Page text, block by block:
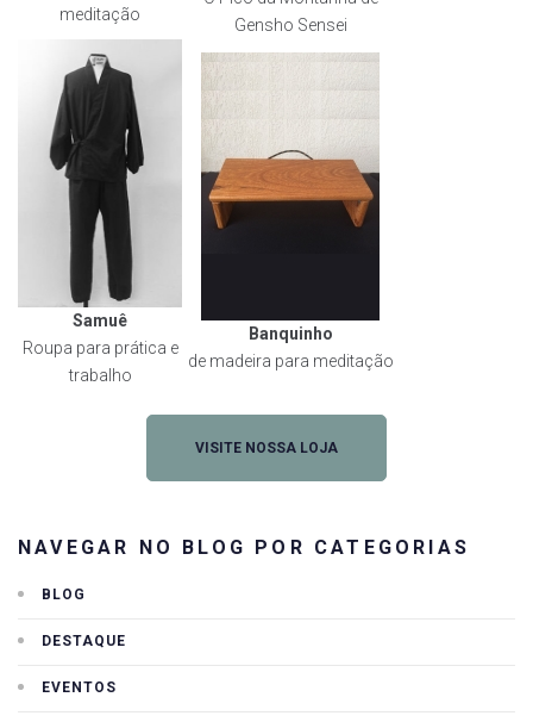
meditação
Gensho Sensei
Samuê
Roupa para prática e
trabalho
Banquinho
de madeira para meditação
VISITE NOSSA LOJA
NAVEGAR NO BLOG POR CATEGORIAS
BLOG
DESTAQUE
EVENTOS